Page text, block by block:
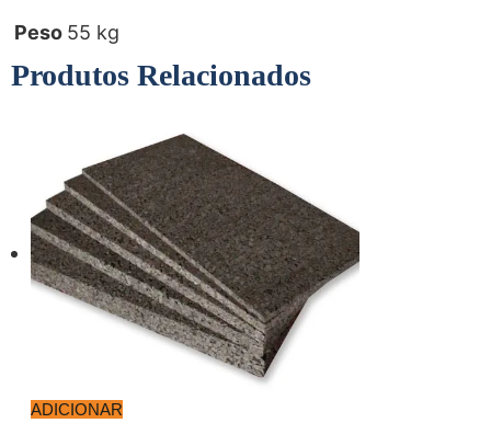
Peso 55 kg
Produtos Relacionados
ADICIONAR